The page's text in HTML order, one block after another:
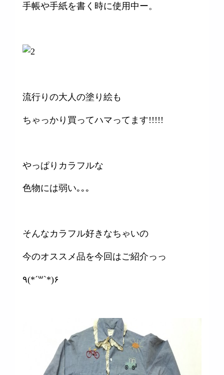
手帳や手紙を書く時に使用中ー。
流行りの大人の塗り絵も
ちゃっかり買ってハマってます!!!!!
やっぱりカラフルな
色物には弱い｡｡｡
そんなカラフル好きなちゃいの
今のオススメ品を今回はご紹介っっ
٩(*´꒳`*)۶